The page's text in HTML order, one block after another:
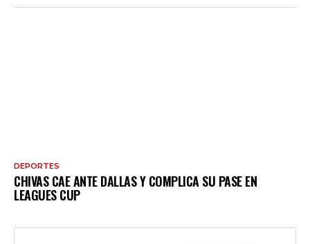
DEPORTES
CHIVAS CAE ANTE DALLAS Y COMPLICA SU PASE EN
LEAGUES CUP